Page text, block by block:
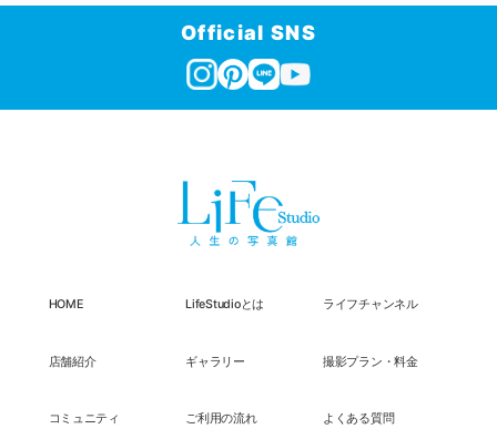
Official SNS
HOME LifeStudioとは ライフチャンネル
店舗紹介 ギャラリー 撮影プラン・料金
コミュニティ ご利用の流れ よくある質問